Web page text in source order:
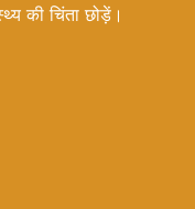
की चिंता छोड़ें।